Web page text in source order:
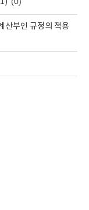
산부인 규정의 적용